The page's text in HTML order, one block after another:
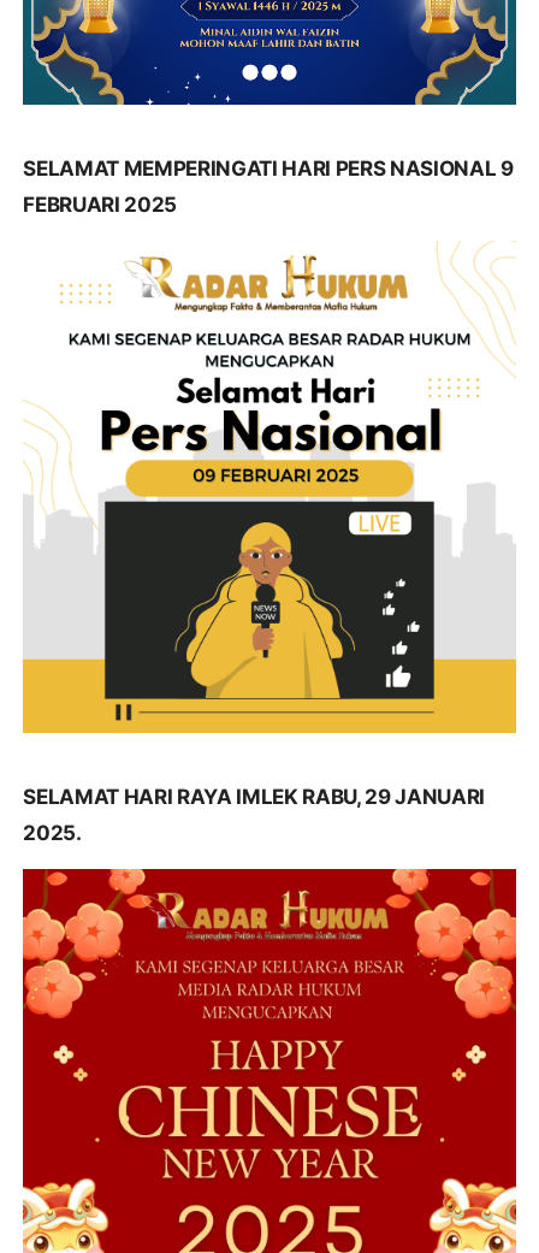
SELAMAT MEMPERINGATI HARI PERS NASIONAL 9
FEBRUARI 2025
SELAMAT HARI RAYA IMLEK RABU, 29 JANUARI
2025.